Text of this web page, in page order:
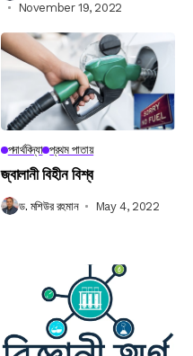
November 19, 2022
পদার্থবিদ্যা প্রথম পাতায়
জ্বালানী বিহীন বিশ্ব
ড. মশিউর রহমান May 4, 2022